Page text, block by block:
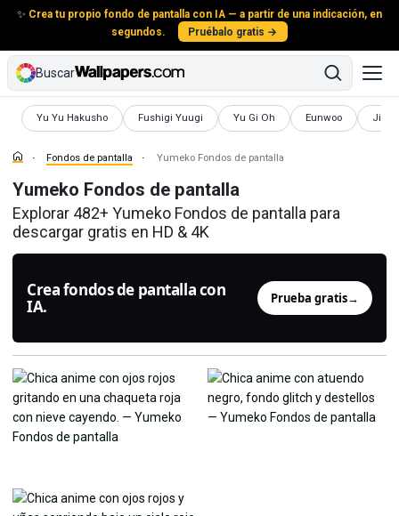
✨ Crea tu propio fondo de pantalla con IA — a partir de una indicación, en
segundos.
Pruébalo gratis →
Buscar
Yu Yu Hakusho
Fondos de pantalla Fushigi Yuugi
Fondos de pantalla Yu Gi Oh
Fondos de pantallaEunwoo
Fondos de pantalla
Fondos de pantalla Yumeko Fondos de pantalla
Yumeko Fondos de pantalla
Explorar 482+ Yumeko Fondos de pantalla para
descargar gratis en HD & 4K
Crea fondos de pantalla con
IA.
Prueba gratis→